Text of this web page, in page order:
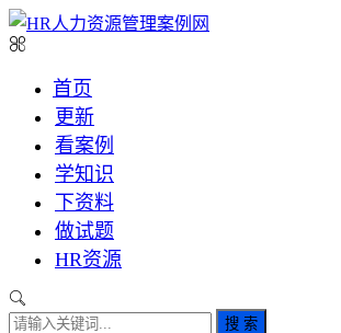
首页
更新
看案例
学知识
下资料
做试题
HR资源
搜 索